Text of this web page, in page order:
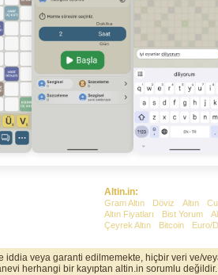
Altin.in:
Gram Altın Döviz Altın
Altın Fiyatları
Bist Yorum
Çeyrek Altın
Bitcoin Euro/
veya garanti edilmemekte, hiçbir veri ve/veya
herhangi bir kayıptan altin.in sorumlu değildir.